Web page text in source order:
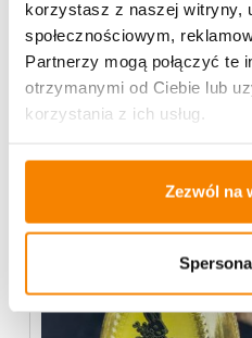
korzystasz z naszej witryny,
społecznościowym,
Partnerzy mogą połączyć te
otrzymanymi od Ciebie lub
korzystania z ich usług.
Zezwól na
Opinie klientów
Może spodoba się